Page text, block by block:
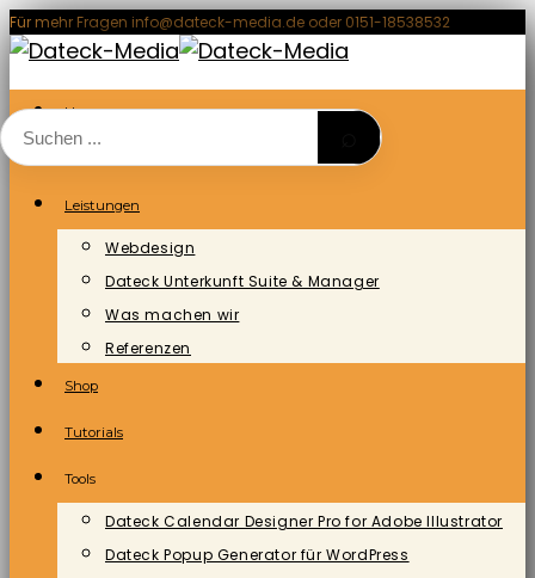
Zum
Inhalt
springen
Für mehr Fragen info@dateck-media.de oder 0151-18538532
Home
Leistungen
Webdesign
Dateck Unterkunft Suite & Manager
Was machen wir
Referenzen
Shop
Tutorials
Tools
Dateck Calendar Designer Pro for Adobe Illustrator
Dateck Popup Generator für WordPress